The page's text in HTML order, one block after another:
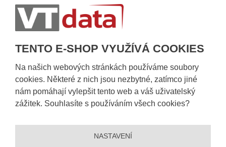
TENTO E-SHOP VYUŽÍVÁ COOKIES
Na našich webových stránkách používáme soubory
cookies. Některé z nich jsou nezbytné, zatímco jiné
nám pomáhají vylepšit tento web a váš uživatelský
zážitek. Souhlasíte s používáním všech cookies?
NASTAVENÍ
Informace k dostupnosti zboží
Obecné informace